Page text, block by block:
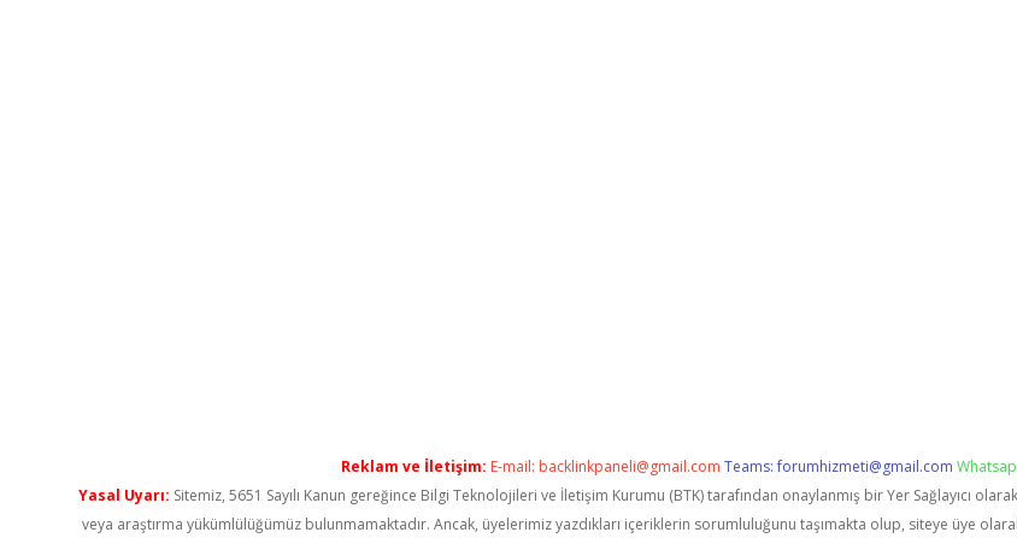
Reklam ve İletişim: E-mail: backlinkpaneli@gmail.com Teams:forumhizmeti@gmail.com
Yasal Uyarı: Sitemiz, 5651 Sayılı Kanun gereğince Bilgi Teknolojileri ve İletişim Kurumu (BTK) tarafından onaylanmış bir Yer Sağlayıcı
veya araştırma yükümlülüğümüz bulunmamaktadır. Ancak, üyelerimiz yazdıkları içeriklerin sorumluluğunu taşımakta olup, siteye üye